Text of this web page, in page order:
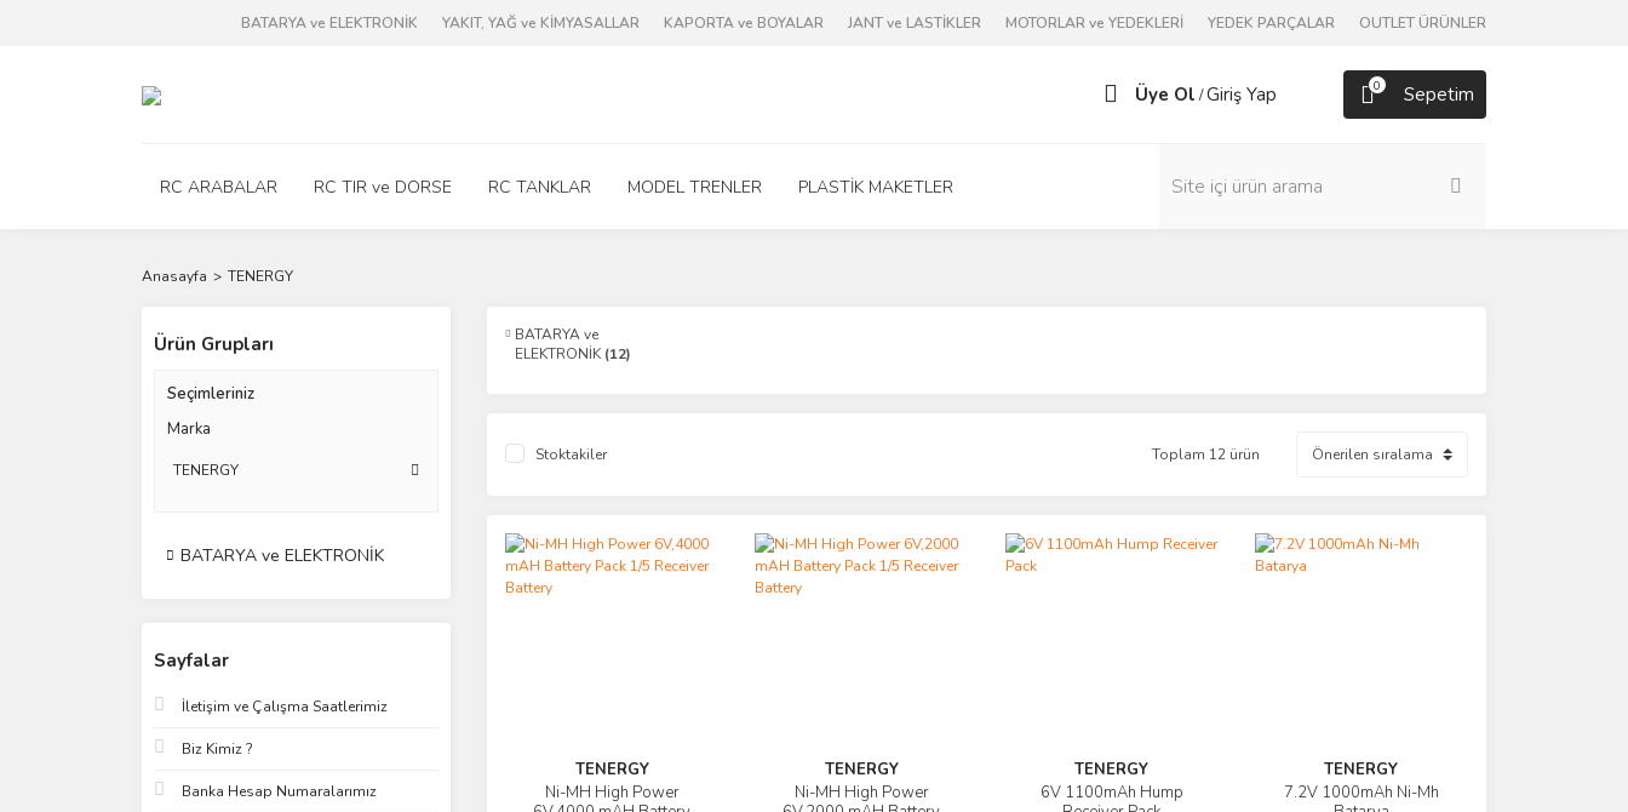
BATARYA ve ELEKTRONİK YAKIT, YAĞ ve KİMYASALLAR KAPORTA ve BOYALAR JANT ve LASTİKLER MOTORLAR ve YEDEKLERİ YEDEK PARÇALAR OUTLET ÜRÜNLER
Üye Ol /Giriş Yap 0 Sepetim
RC ARABALAR RC TIR ve DORSE RC TANKLAR MODEL TRENLER PLASTİK MAKETLER
Anasayfa TENERGY
Ürün Grupları
Seçimleriniz
Marka
TENERGY
BATARYA ve ELEKTRONİK
Sayfalar
İletişim ve Çalışma Saatlerimiz
Biz Kimiz ?
Banka Hesap Numaralarımız
BATARYA ve
ELEKTRONİK (12)
Stoktakiler Toplam 12 ürün
TENERGY
Ni-MH High Power
Ürünü İncele
TENERGY
Ni-MH High Power
Ürünü İncele
TENERGY
6V 1100mAh Hump
Ürünü İncele
TENERGY
7.2V 1000mAh Ni-Mh
Ürünü İncele